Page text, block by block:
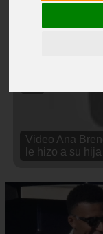
Video Ana
le hizo a su